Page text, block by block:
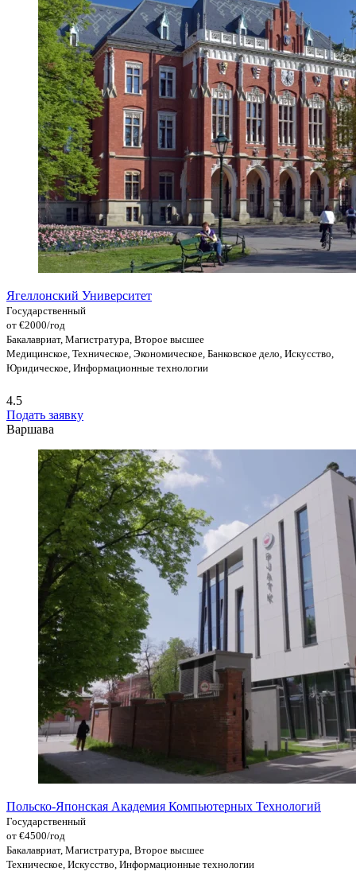
Ягеллонский Университет
Государственный
от €2000/год
Бакалавриат, Магистратура, Второе высшее
Медицинское, Техническое, Экономическое, Банковское дело, Искусство,
Юридическое, Информационные технологии
4.5
Подать заявку
Варшава
Польско-Японская Академия Компьютерных Технологий
Государственный
от €4500/год
Бакалавриат, Магистратура, Второе высшее
Техническое, Искусство, Информационные технологии